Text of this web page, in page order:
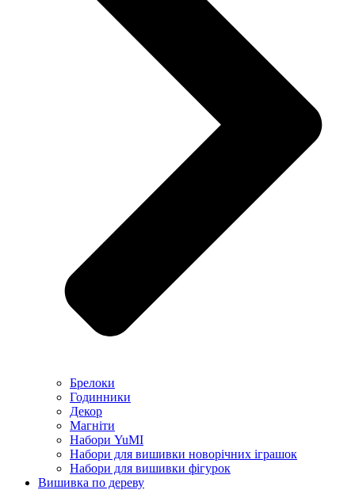
Брелоки
Годинники
Декор
Магніти
Набори YuMI
Набори для вишивки новорічних іграшок
Набори для вишивки фігурок
Вишивка по дереву